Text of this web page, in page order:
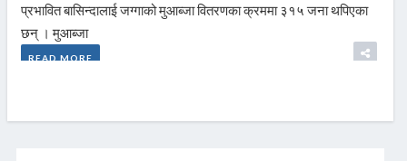
प्रभावित बासिन्दालाई जग्गाको मुआब्जा वितरणका क्रममा ३१५ जना थपिएका
छन् । मुआब्जा
READ MORE